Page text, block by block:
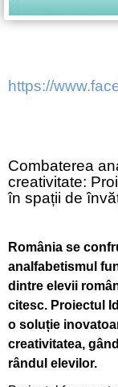
https://
Combaterea
creativitate:
în spații de
România se
analfabetismul
dintre elevii
citesc. Proiectul
o soluție
creativitatea,
rândul elevilor.